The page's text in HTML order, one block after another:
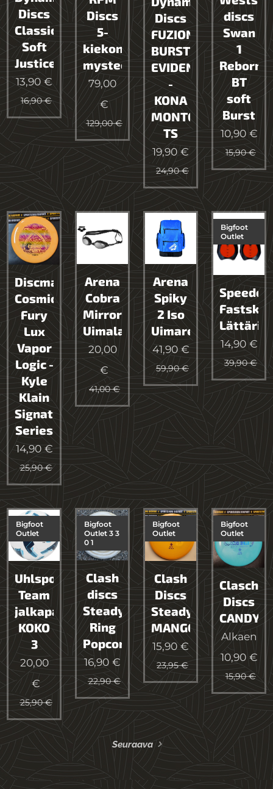
Discs
Classic
Soft
Justice
13,90 €
16,90€
Discs
5-
kiekon
mysteeriboksi
79,00
€
129,00€
Discs
FUZION
BURST
EVIDENCE
-
KONA
MONTGOMERY
TS
19,90 €
24,90€
discs
Swan
1
Reborn
BT
soft
Burst
10,90€
15,90€
Discmania
Cosmic
Fury
Lux
Vapor
Logic -
Kyle
Klain
Signature
Series
14,90€
25,90€
Arena
Cobra
Mirror
Uimalasit
20,00
€
41,00€
Arena
Spiky
2 Iso
Uimareppu
41,90€
59,90€
Speedo
Fastskin
Lättärit
Bigfoot
Outlet
14,90€
39,90€
Uhlsport
Team
jalkapallo
KOKO
3
Bigfoot
Outlet
20,00
€
25,90€
Clash
discs
Steady
Ring
Popcorn
Bigfoot
Outlet 3 3
0 1
16,90 €
22,90€
Clash
Discs
Steady
MANGO
Bigfoot
Outlet
15,90€
23,95€
Clasch
Discs
CANDY
Bigfoot
Outlet
Alkaen
10,90€
15,90€
Seuraava